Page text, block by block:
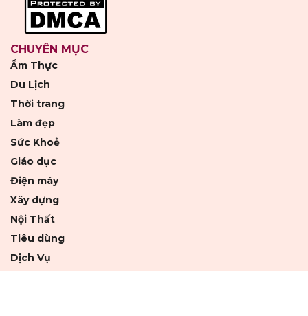
CHUYÊN MỤC
Ẩm Thực
Du Lịch
Thời trang
Làm đẹp
Sức Khoẻ
Giáo dục
Điện máy
Xây dựng
Nội Thất
Tiêu dùng
Dịch Vụ